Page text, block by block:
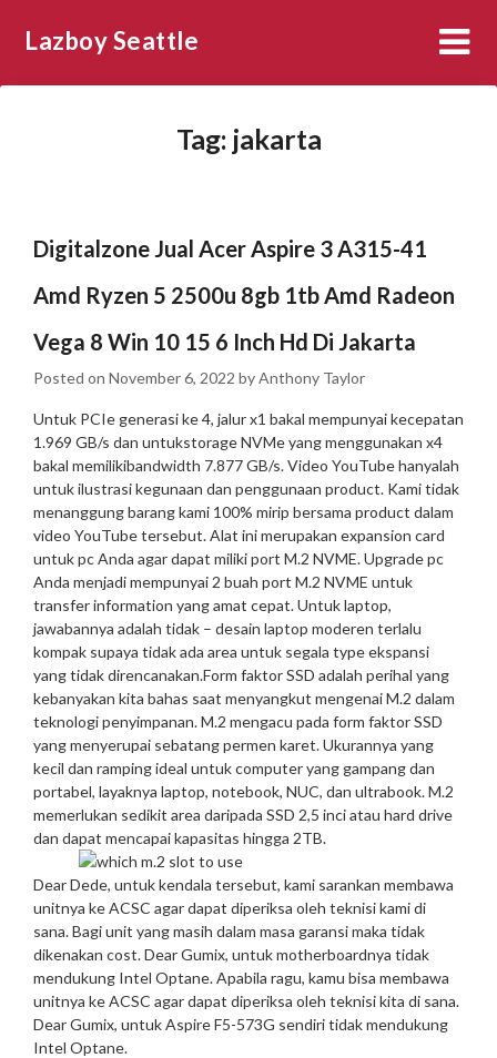
Lazboy Seattle
Tag: jakarta
Digitalzone Jual Acer Aspire 3 A315-41
Amd Ryzen 5 2500u 8gb 1tb Amd Radeon
Vega 8 Win 10 15 6 Inch Hd Di Jakarta
Posted on November 6, 2022 byAnthony Taylor
Untuk PCIe generasi ke 4, jalur x1 bakal mempunyai kecepatan
1.969 GB/s dan untukstorage NVMe yang menggunakan x4
bakal memilikibandwidth 7.877 GB/s. Video YouTube hanyalah
untuk ilustrasi kegunaan dan penggunaan product. Kami tidak
menanggung barang kami 100% mirip bersama product dalam
video YouTube tersebut. Alat ini merupakan expansion card
untuk pc Anda agar dapat miliki port M.2 NVME. Upgrade pc
Anda menjadi mempunyai 2 buah port M.2 NVME untuk
transfer information yang amat cepat. Untuk laptop,
jawabannya adalah tidak – desain laptop moderen terlalu
kompak supaya tidak ada area untuk segala type ekspansi
yang tidak direncanakan.Form faktor SSD adalah perihal yang
kebanyakan kita bahas saat menyangkut mengenai M.2 dalam
teknologi penyimpanan. M.2 mengacu pada form faktor SSD
yang menyerupai sebatang permen karet. Ukurannya yang
kecil dan ramping ideal untuk computer yang gampang dan
portabel, layaknya laptop, notebook, NUC, dan ultrabook. M.2
memerlukan sedikit area daripada SSD 2,5 inci atau hard drive
dan dapat mencapai kapasitas hingga 2TB.
Dear Dede, untuk kendala tersebut, kami sarankan membawa
unitnya ke ACSC agar dapat diperiksa oleh teknisi kami di
sana. Bagi unit yang masih dalam masa garansi maka tidak
dikenakan cost. Dear Gumix, untuk motherboardnya tidak
mendukung Intel Optane. Apabila ragu, kamu bisa membawa
unitnya ke ACSC agar dapat diperiksa oleh teknisi kita di sana.
Dear Gumix, untuk Aspire F5-573G sendiri tidak mendukung
Intel Optane.